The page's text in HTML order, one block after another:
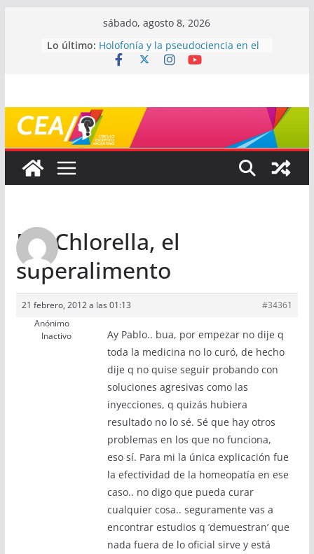
sábado, agosto 8, 2026
Lo último: Holofonía y la pseudociencia en el
audio
Mayéutica (o cómo debatir sin
terminar a los golpes)
Somos menos capaces de lo que
Re: Chlorella, el
superalimento
21 febrero, 2012 a las 01:13
#34361
Anónimo
Inactivo
Ay Pablo.. bua, por empezar no dije q
toda la medicina no lo curó, de hecho
dije q no quise seguir probando con
soluciones agresivas como las
inyecciones, q quizás hubiera
resultado no lo sé. Sé que hay otros
problemas en los que no funciona,
eso sí. Para mi la única explicación fue
la efectividad de la homeopatía en ese
caso.. no digo que pueda curar
cualquier cosa.. seguramente vas a
encontrar estudios q ‘demuestran’ que
nada fuera de lo oficial sirve y está